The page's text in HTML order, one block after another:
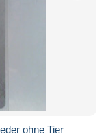
ohne Tier